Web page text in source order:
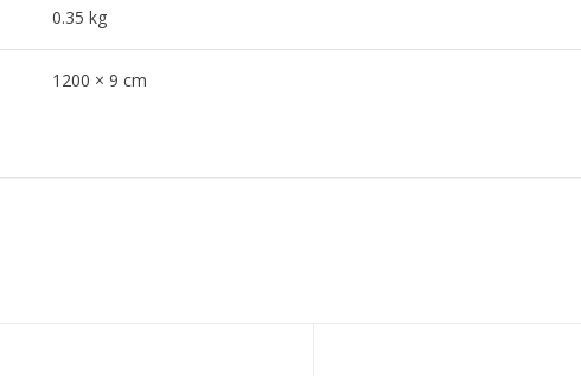
0.35 kg
1200 × 9 cm